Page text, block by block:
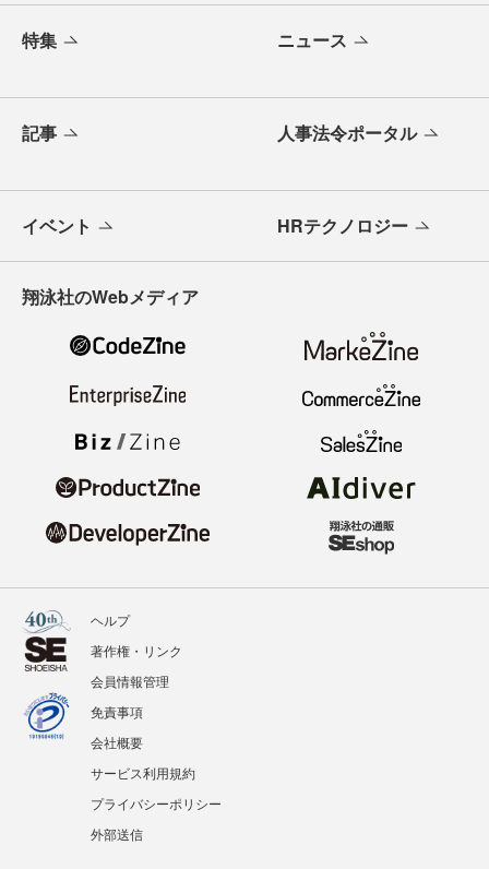
特集 ニュース
記事 人事法令ポータル
イベント HRテクノロジー
翔泳社のWebメディア
ヘルプ
著作権・リンク
会員情報管理
免責事項
会社概要
サービス利用規約
プライバシーポリシー
外部送信